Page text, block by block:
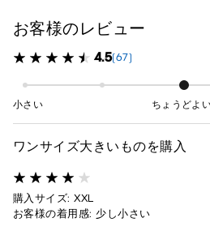
お客様のレビュー
4.5(67)
小さい ちょうどよ
ワンサイズ大きいものを購入
購入サイズ: XXL
お客様の着用感: 少し小さい